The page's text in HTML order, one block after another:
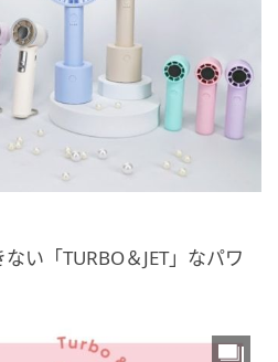
い「TURBO＆JET」なパワ